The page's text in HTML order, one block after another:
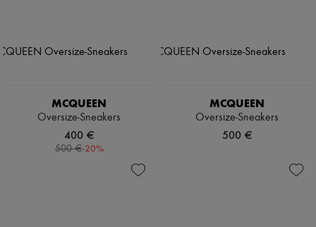
MCQUEEN
Oversize-Sneakers
400 €
500 €-20%
MCQUEEN
Oversize-Sneakers
500 €